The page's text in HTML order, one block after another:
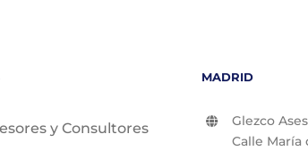
y Consultores
MADRID
Glezco
Calle María